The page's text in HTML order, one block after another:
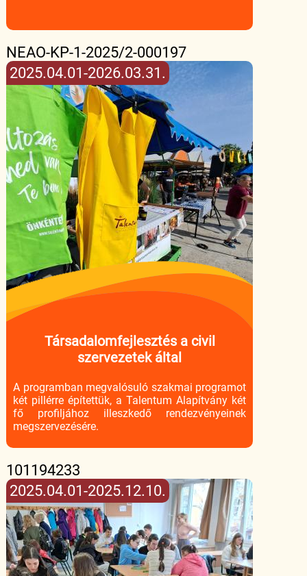
NEAO-KP-1-2025/2-000197
2025.04.01-2026.03.31.
Társadalomfejlesztés a civil
szervezetek által
A programban megvalósuló szakmai programot
két pillérre építettük, a Talentum Alapítvány két
fő profiljához illeszkedő rendezvényeinek
megszervezésére.
101194233
2025.04.01-2025.12.10.